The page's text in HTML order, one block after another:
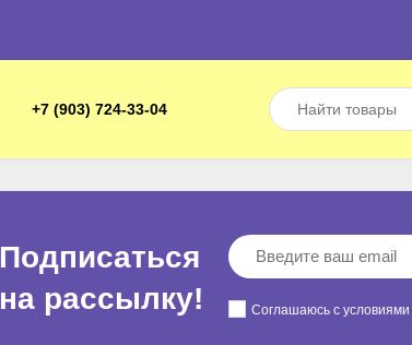
+7 (903) 724-33-04
Подписаться
на рассылкy!
Соглашаюсь с условиями